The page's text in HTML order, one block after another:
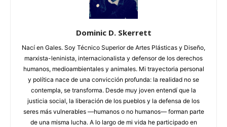
Dominic D. Skerrett
Nací en Gales. Soy Técnico Superior de Artes Plásticas y Diseño,
marxista-leninista, internacionalista y defensor de los derechos
humanos, medioambientales y animales. Mi trayectoria personal
y política nace de una convicción profunda: la realidad no se
contempla, se transforma. Desde muy joven entendí que la
justicia social, la liberación de los pueblos y la defensa de los
seres más vulnerables —humanos o no humanos— forman parte
de una misma lucha. A lo largo de mi vida he participado en